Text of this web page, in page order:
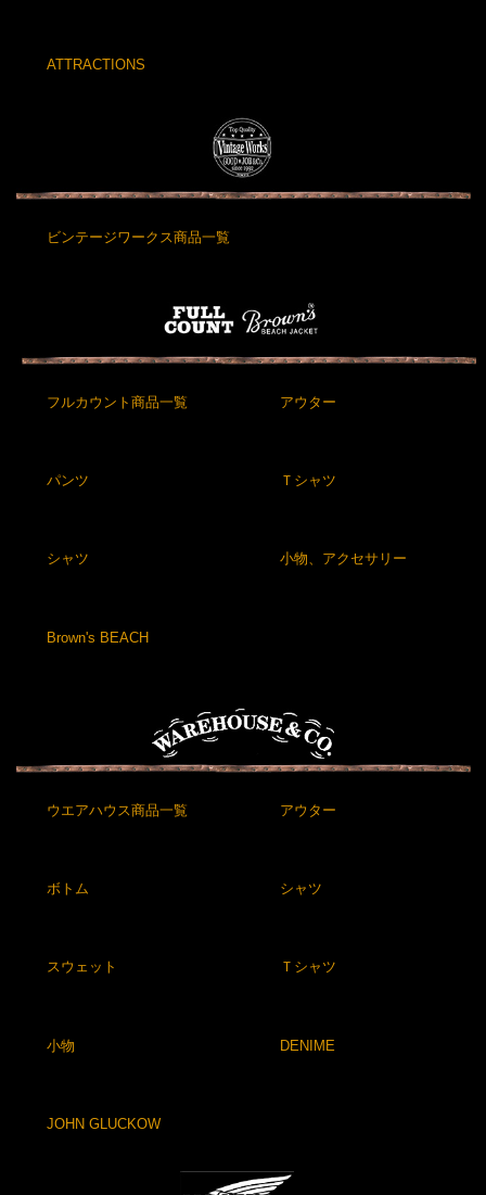
ATTRACTIONS
ビンテージワークス商品一覧
フルカウント商品一覧 アウター
パンツ Ｔシャツ
シャツ 小物、アクセサリー
Brown's BEACH
ウエアハウス商品一覧 アウター
ボトム シャツ
スウェット Ｔシャツ
小物 DENIME
JOHN GLUCKOW